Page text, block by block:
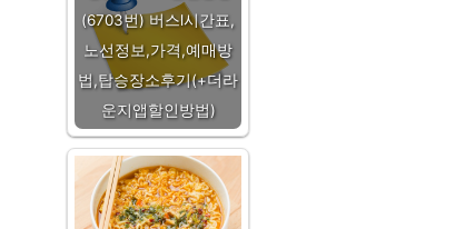
(6703번) 버스l시간표,
노선정보,가격,예매방
법,탑승장소후기(+더라
운지앱할인방법)